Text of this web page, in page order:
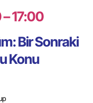
17:00
Bir Sonraki
Konu